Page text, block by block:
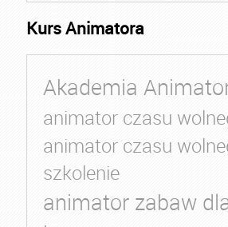
Kurs Animatora
Akademia
animator czasu
animator czasu
szkolenie
animator zabaw